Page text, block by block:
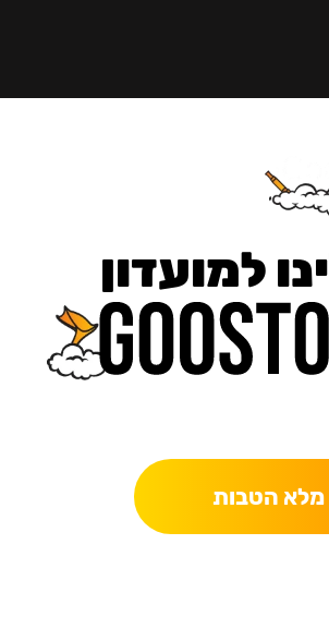
למועדון
מלא הטבות